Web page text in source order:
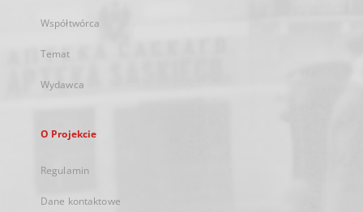
Współtwórca
Temat
Wydawca
O Projekcie
Regulamin
Dane kontaktowe